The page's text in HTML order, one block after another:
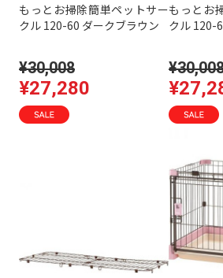
もっとお掃除簡単ペットサー
クル 120-60 ダークブラウン
¥30,008
¥27,280
もっとお
クル 120-